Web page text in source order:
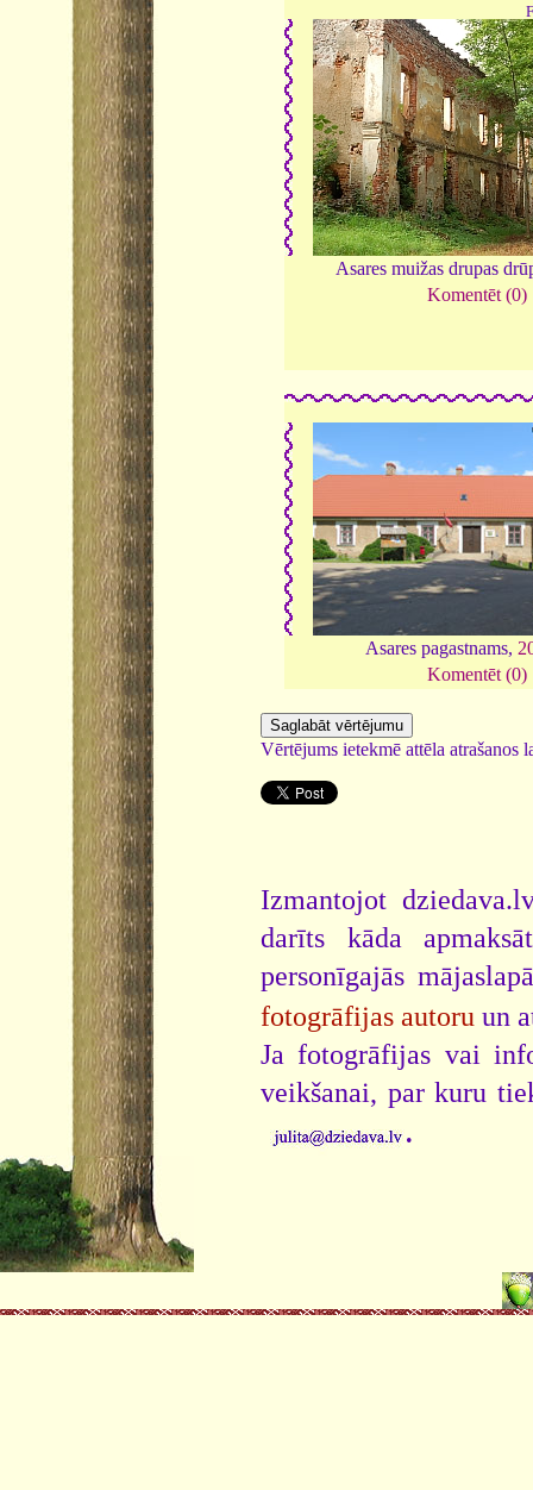
Asares muižas drupas
Komentēt (0)
Asares pagastnams,
Komentēt (0)
Vērtējums ietekmē attēla atrašanos
Izmantojot
darīts kāda
personīgajās
fotogrāfijas autoru un
Ja fotogrāfijas vai
veikšanai, par kuru
.